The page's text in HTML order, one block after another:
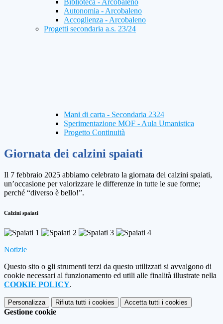
Biblioteca - Arcobaleno
Autonomia - Arcobaleno
Accoglienza - Arcobaleno
Progetti secondaria a.s. 23/24
Mani di carta - Secondaria 2324
Sperimentazione MOF - Aula Umanistica
Progetto Continuità
Giornata dei calzini spaiati
Il 7 febbraio 2025 abbiamo celebrato la giornata dei calzini spaiati,
un’occasione per valorizzare le differenze in tutte le sue forme;
perché “diverso è bello!”.
Calzini spaiati
Notizie
Questo sito o gli strumenti terzi da questo utilizzati si avvalgono di
cookie necessari al funzionamento ed utili alle finalità illustrate nella
COOKIE POLICY.
Personalizza Rifiuta tutti i cookies Accetta tutti i cookies
Gestione cookie